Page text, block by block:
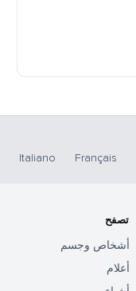
Français
Italiano
تصفح
أشخاص وجسم
أعلام